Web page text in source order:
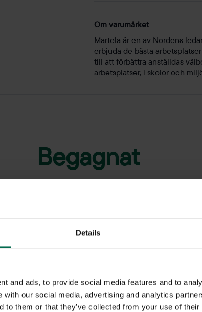
Details
and ads, to provide social media features and to
with our social media, advertising and analytics
to them or that they’ve collected from your use of
Om varumärket
Martela är en av Nordens
erbjuda de bästa
till att förbättra anställdas
arbetsplatser, i skolor och
Begagnat